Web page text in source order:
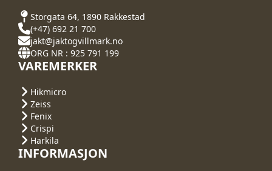
Storgata 64, 1890 Rakkestad
(+47) 692 21 700
jakt@jaktogvillmark.no
ORG NR : 925 791 199
VAREMERKER
Hikmicro
Zeiss
Fenix
Crispi
Harkila
INFORMASJON